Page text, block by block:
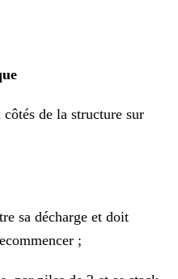
de la structure sur
sa décharge et doit
;